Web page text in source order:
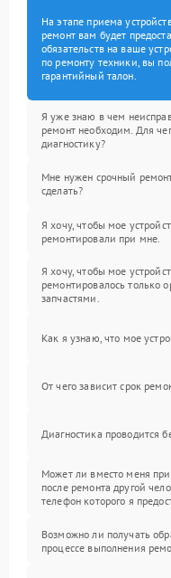
На этапе приема
ремонт вам будет
обязательств на ваше
по ремонту техники, вы
гарантийный талон.
Я уже знаю в чем
ремонт необходим. Для
диагностику?
Мне нужен срочный
сделать?
Я хочу, чтобы мое
ремонтировали при мне.
Я хочу, чтобы мое
ремонтировалось только
запчастями.
Как я узнаю, что мое
От чего зависит срок
Диагностика проводится
Может ли вместо меня
после ремонта другой
телефон которого я
Возможно ли получать
процессе выполнения